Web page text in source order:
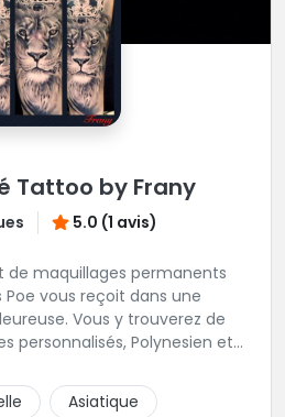
Tattoo by Frany
5.0 (1 avis)
de maquillages permanents
Poe vous reçoit dans une
Vous y trouverez de
personnalisés, Polynesien et
ainsi que des prestations de
Asiatique